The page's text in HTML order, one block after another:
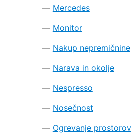
Mercedes
Monitor
Nakup nepremičnine
Narava in okolje
Nespresso
Nosečnost
Ogrevanje prostorov